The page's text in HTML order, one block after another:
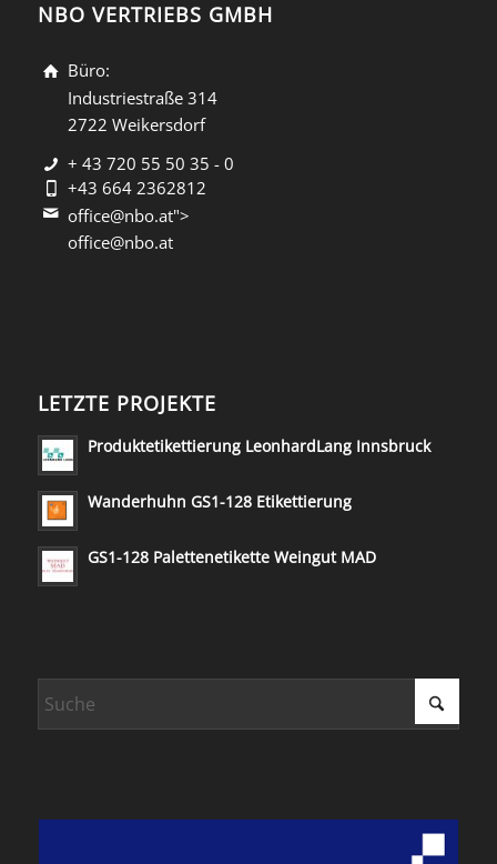
NBO VERTRIEBS GMBH
Büro:
Industriestraße 314
2722 Weikersdorf
+ 43 720 55 50 35 - 0
+43 664 2362812
office@nbo.at">
office@nbo.at
LETZTE PROJEKTE
Produktetikettierung LeonhardLang Innsbruck
Wanderhuhn GS1-128 Etikettierung
GS1-128 Palettenetikette Weingut MAD